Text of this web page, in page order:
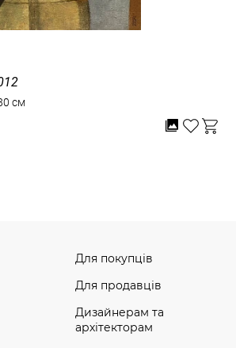
см
Для покупців
Для продавців
Дизайнерам та
архітекторам